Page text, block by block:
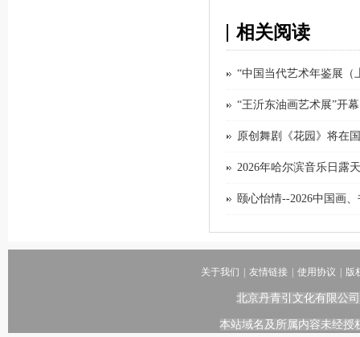
相关阅读
“中国当代艺术年鉴展（
“王沂东油画艺术展”开幕
原创舞剧《花园》将在
2026年哈尔滨音乐日露
颐心怡情--2026中国画
关于我们 友情链接 使用协议 版
北京丹青引文化有限公
本站域名及所属内容未经授